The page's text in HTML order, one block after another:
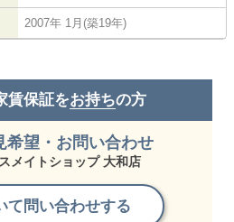
2007年 1月(築19年)
賃保証をお持ちの方
希望・お問い合わせ
メイトショップ 大和店
て問い合わせする